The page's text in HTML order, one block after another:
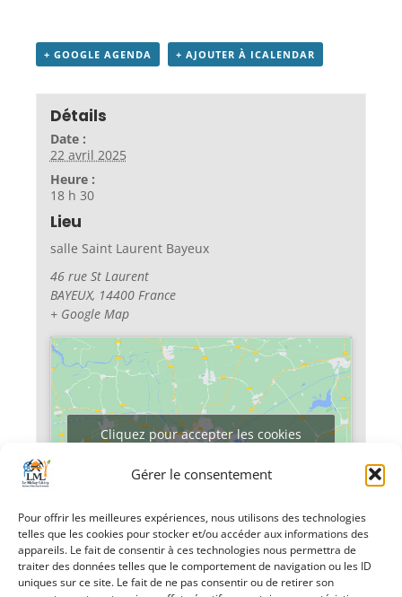
Gérer le consentement
Pour offrir les meilleures expériences, nous utilisons des technologies
telles que les cookies pour stocker et/ou accéder aux informations des
appareils. Le fait de consentir à ces technologies nous permettra de
traiter des données telles que le comportement de navigation ou les ID
uniques sur ce site. Le fait de ne pas consentir ou de retirer son
+ GOOGLE AGENDA + AJOUTER À ICALENDAR
Détails
Date :
22 avril 2025
Heure :
18 h 30
Lieu
salle Saint Laurent Bayeux
46 rue St Laurent
BAYEUX, 14400 France
+ Google Map
Cliquez pour accepter les cookies